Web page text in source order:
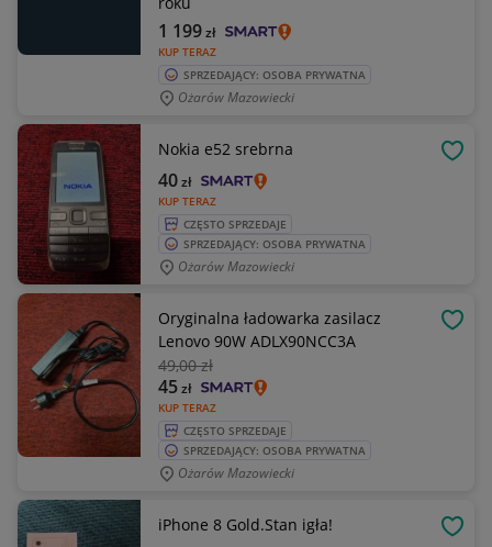
KUP TERAZ
1 199zł
SPRZEDAJĄCY: OSOBA PRYWATNA
Ożarów Mazowiecki
Nokia e52 srebrna
KUP TERAZ
40zł
CZĘSTO SPRZEDAJE
SPRZEDAJĄCY: OSOBA PRYWATNA
Ożarów Mazowiecki
Oryginalna ładowarka zasilacz
Lenovo 90W ADLX90NCC3A
49,00 zł
KUP TERAZ
45zł
CZĘSTO SPRZEDAJE
SPRZEDAJĄCY: OSOBA PRYWATNA
Ożarów Mazowiecki
iPhone 8 Gold.Stan igła!